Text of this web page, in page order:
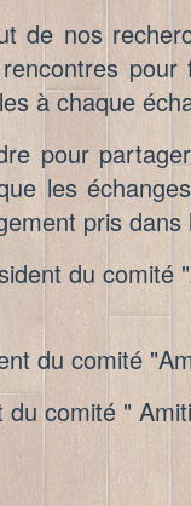
de nos
à chaque
pour
les
pris
du
du comité
comité "